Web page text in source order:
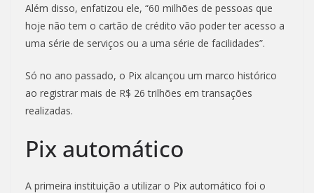
Além disso, enfatizou ele, “60 milhões de pessoas que
hoje não tem o cartão de crédito vão poder ter acesso a
uma série de serviços ou a uma série de facilidades”.
Só no ano passado, o Pix alcançou um marco histórico
ao registrar mais de R$ 26 trilhões em transações
realizadas.
Pix automático
A primeira instituição a utilizar o Pix automático foi o